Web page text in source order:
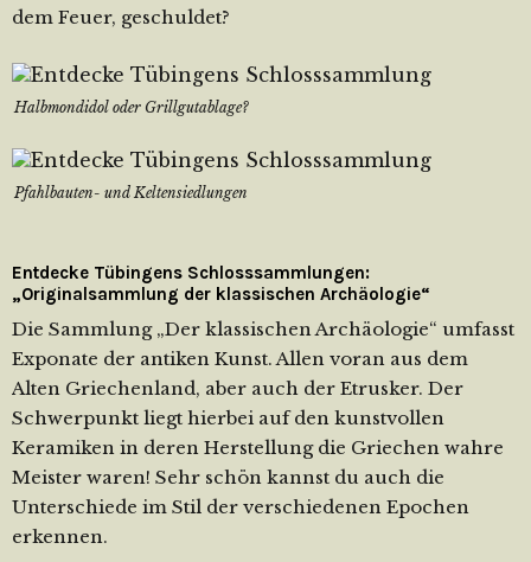
dem Feuer, geschuldet?
Halbmondidol oder Grillgutablage?
Pfahlbauten- und Keltensiedlungen
Entdecke Tübingens Schlosssammlungen:
„Originalsammlung der klassischen Archäologie“
Die Sammlung „Der klassischen Archäologie“ umfasst
Exponate der antiken Kunst. Allen voran aus dem
Alten Griechenland, aber auch der Etrusker. Der
Schwerpunkt liegt hierbei auf den kunstvollen
Keramiken in deren Herstellung die Griechen wahre
Meister waren! Sehr schön kannst du auch die
Unterschiede im Stil der verschiedenen Epochen
erkennen.